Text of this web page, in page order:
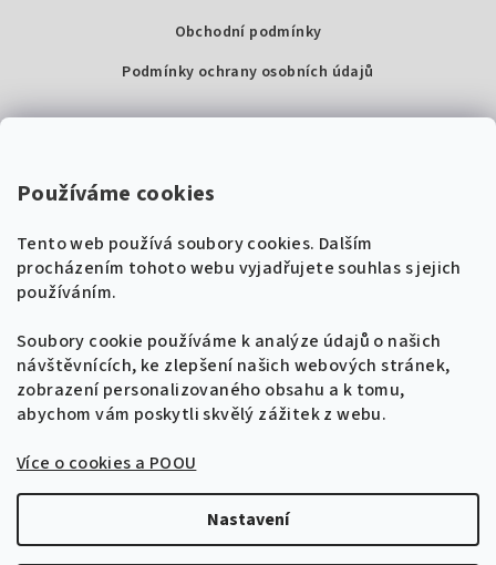
Používáme cookies
Tento web používá soubory cookies. Dalším
procházením tohoto webu vyjadřujete souhlas s jejich
používáním.
Soubory cookie používáme k analýze údajů o našich
návštěvnících, ke zlepšení našich webových stránek,
zobrazení personalizovaného obsahu a k tomu,
abychom vám poskytli skvělý zážitek z webu.
Více o cookies a POOU
Nastavení
Obchodní podmínky
Podmínky ochrany osobních údajů
Super Noty, s.r.o.
IČ: 04568672
+420 604 485 792
info@supernoty.cz
V pracovních dnech od 8:00 do 17:00
VISA
🎸 Naladíme tě na nové zpěvníky!
Získej tipy, novinky a 10 % slevuna první
objednávku.
Přihlásit se k odběru
Zásady zpracování osobních údajů